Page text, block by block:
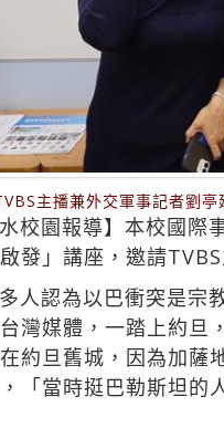
主播兼外交軍事記者劉
水校園報導】本校國
發」講座，邀請
人認為以巴衝突是宗
灣媒體，一踏上約旦
約旦舊城，因為加薩
「當時挺巴勒斯坦的